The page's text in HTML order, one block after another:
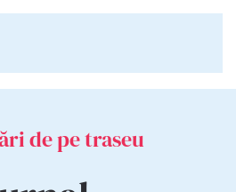
de pe traseu